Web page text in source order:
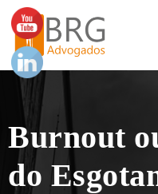
Burnout
do